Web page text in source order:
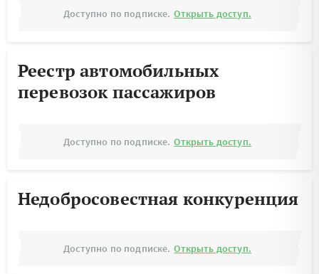
Доступно по подписке. Открыть доступ.
Реестр автомобильных
перевозок пассажиров
Доступно по подписке. Открыть доступ.
Недобросовестная конкуренция
Доступно по подписке. Открыть доступ.